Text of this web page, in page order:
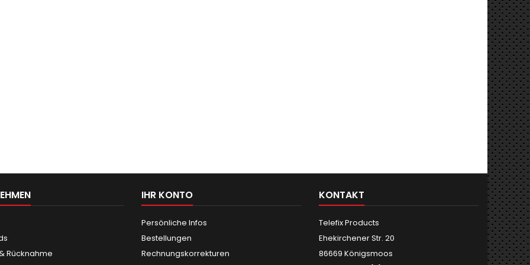
Rücknahme
IHR KONTO
Persönliche Infos
Bestellungen
Rechnungskorrekturen
KONTAKT
Telefix Products
Ehekirchener Str. 20
86669 Königsmoos